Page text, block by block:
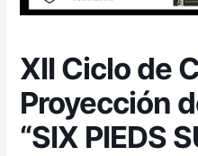
XII Ciclo de
Proyección
“SIX PIEDS